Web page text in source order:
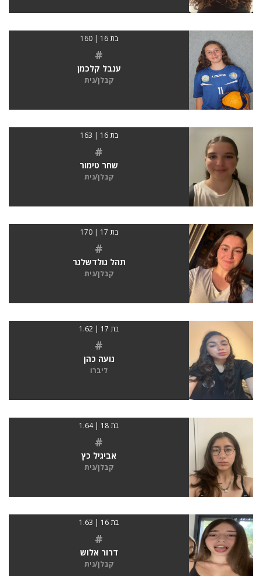
בת 16 | 160
#
ענבל קלכמן
קבלן/נית
בת 16 | 163
#
שחר טימור
קבלן/נית
בת 17 | 170
#
תהל גולדשלגר
קבלן/נית
בת 17 | 1.62
#
נועה כהן
ליברו
בת 18 | 1.64
#
אביגיל כץ
קבלן/נית
בת 16 | 1.63
#
דרור אלוש
קבלן/נית